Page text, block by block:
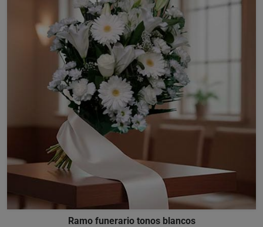
Ramo funerario tonos blancos